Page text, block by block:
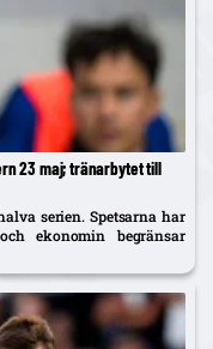
23 maj; tränarbytet till
serien. Spetsarna har
ekonomin begränsar